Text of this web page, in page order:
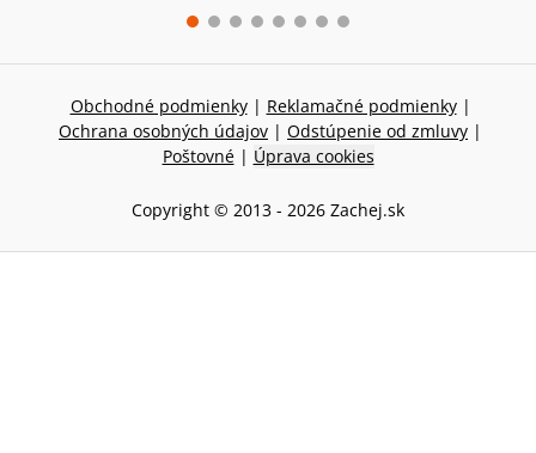
Obchodné podmienky | Reklamačné podmienky |
Ochrana osobných údajov | Odstúpenie od zmluvy |
Poštovné | Úprava cookies
Copyright © 2013 - 2026 Zachej.sk